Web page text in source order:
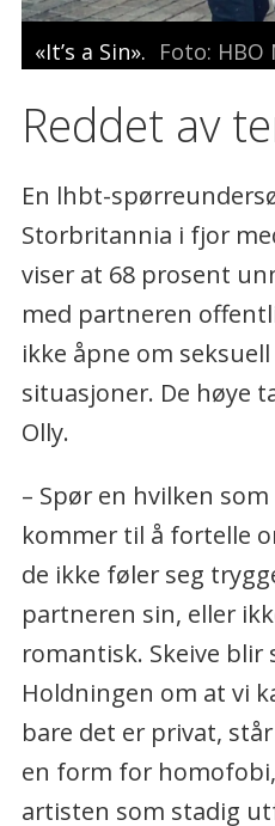
«It’s a Sin». Foto: HBO
Reddet av
En lhbt-
Storbritannia i fjor
viser at 68 prosent
med partneren
ikke åpne om
situasjoner. De høye
Olly.
– Spør en hvilken
kommer til å fortelle
de ikke føler seg
partneren sin, eller
romantisk. Skeive blir
Holdningen om at vi
bare det er privat,
en form for
artisten som stadig